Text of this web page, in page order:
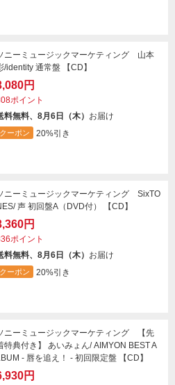
ニーミュージックマーケティング 山本
/identity 通常盤 【CD】
円
ポイント
料無料、8月6日（木） お届け
クーポン 20%引き
ニーミュージックマーケティング SixTO
声 初回盤A（DVD付） 【CD】
円
ポイント
料無料、8月6日（木） お届け
クーポン 20%引き
ニーミュージックマーケティング 【先
特典付き】 あいみょん/ AIMYON BEST A
- 唇を追え！ - 初回限定盤 【CD】
円